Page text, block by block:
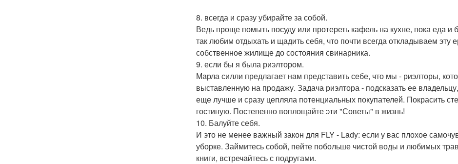
8. всегда и сразу убирайте за собой.
Ведь проще помыть посуду или протереть кафель на кухне, пока еда
так любим отдыхать и щадить себя, что почти всегда откладываем эту
собственное жилище до состояния свинарника.
9. если бы я была риэлтором.
Марла силли предлагает нам представить себе, что мы - риэлторы,
выставленную на продажу. Задача риэлтора - подсказать ее
еще лучше и сразу цепляла потенциальных покупателей. Покрасить
гостиную. Постепенно воплощайте эти "Советы" в жизнь!
10. Балуйте себя.
И это не менее важный закон для FLY - Lady: если у вас плохое
уборке. Займитесь собой, пейте побольше чистой воды и любимых
книги, встречайтесь с подругами.